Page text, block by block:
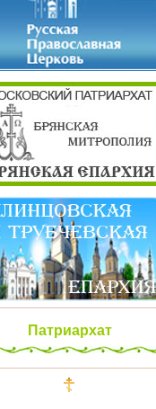
Патриархат